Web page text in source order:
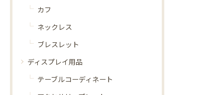
カフ
ネックレス
ブレスレット
ディスプレイ用品
テーブルコーディネート